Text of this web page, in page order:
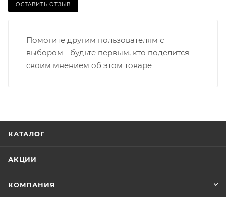
ОСТАВИТЬ ОТЗЫВ
Помогите другим пользователям с
выбором - будьте первым, кто поделится
своим мнением об этом товаре
КАТАЛОГ
АКЦИИ
КОМПАНИЯ